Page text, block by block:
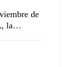
de
la…